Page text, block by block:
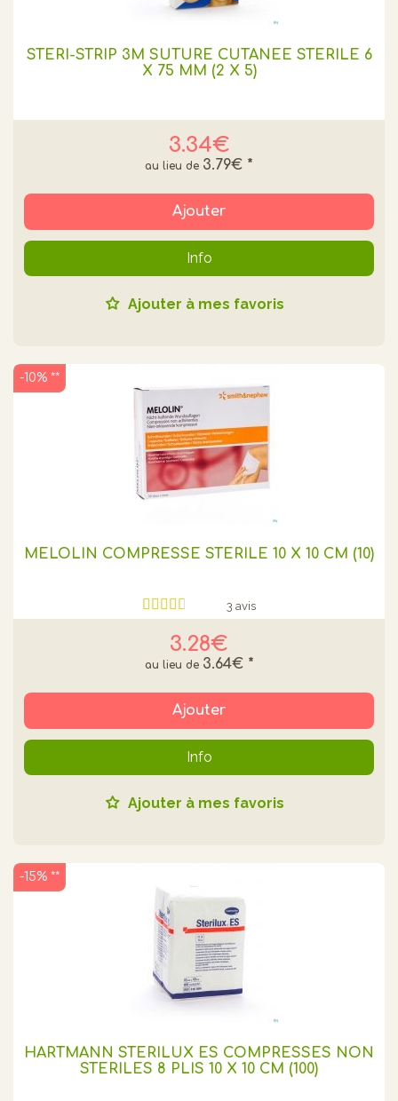
STERI-STRIP 3M SUTURE CUTANEE STERILE 6
X 75 MM (2 X 5)
3.34€
3.79€ *
Ajouter
Info
Ajouter à mes favoris
MELOLIN COMPRESSE STERILE 10 X 10 CM (10)
3 avis
3.28€
3.64€ *
-10% **
Ajouter
Info
Ajouter à mes favoris
HARTMANN STERILUX ES COMPRESSES NON
STERILES 8 PLIS 10 X 10 CM (100)
-15% **